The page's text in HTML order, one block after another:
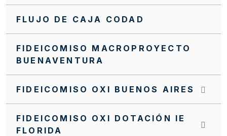
INVITACIÓN CERRADA SC0178 FFIE 2025
INVITACIÓN CERRADA SC0175 FFIE 2025
INVITACIÓN CERRADA SC0170 FFIE 2025
FLUJO DE CAJA CODAD
FIDEICOMISO MACROPROYECTO
BUENAVENTURA
FIDEICOMISO OXI BUENOS AIRES
FIDEICOMISO OXI DOTACIÓN IE
FLORIDA